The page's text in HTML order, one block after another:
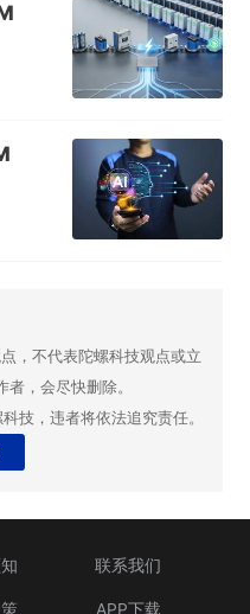
，不代表陀螺科技观点或立
，会尽快删除。
技，违者将依法追究责任。
联系我们
APP下载